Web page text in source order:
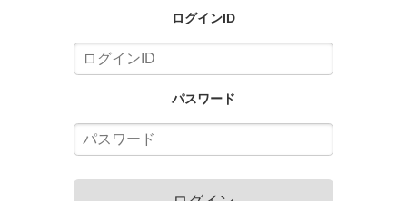
ログインID
パスワード